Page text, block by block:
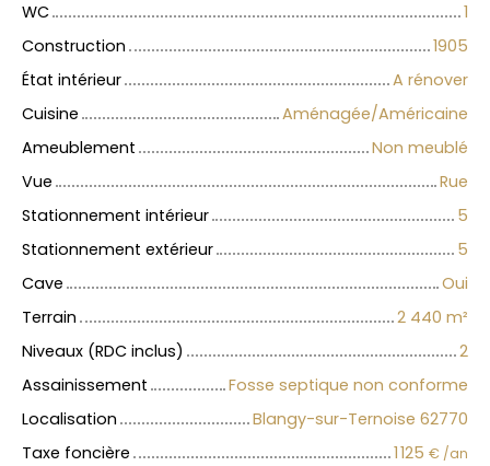
WC
1
Construction
1905
État intérieur
A rénover
Cuisine
Aménagée/Américaine
Ameublement
Non meublé
Vue
Rue
Stationnement intérieur
5
Stationnement extérieur
5
Cave
Oui
Terrain
2 440 m²
Niveaux (RDC inclus)
2
Assainissement
Fosse septique non conforme
Localisation
Blangy-sur-Ternoise 62770
Taxe foncière
1 125 € /an